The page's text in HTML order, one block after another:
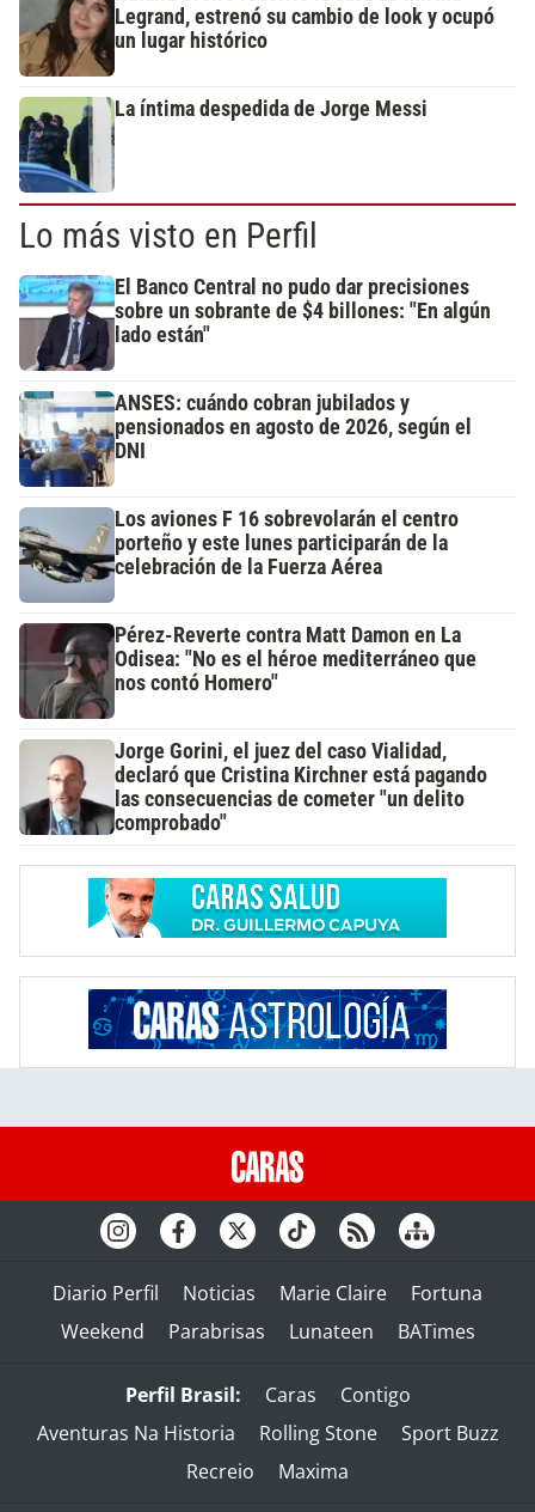
Legrand, estrenó su cambio de look y ocupó
un lugar histórico
La íntima despedida de Jorge Messi
Lo más visto en Perfil
El Banco Central no pudo dar precisiones
sobre un sobrante de $4 billones: "En algún
lado están"
ANSES: cuándo cobran jubilados y
pensionados en agosto de 2026, según el
DNI
Los aviones F 16 sobrevolarán el centro
porteño y este lunes participarán de la
celebración de la Fuerza Aérea
Pérez-Reverte contra Matt Damon en La
Odisea: "No es el héroe mediterráneo que
nos contó Homero"
Jorge Gorini, el juez del caso Vialidad,
declaró que Cristina Kirchner está pagando
las consecuencias de cometer "un delito
comprobado"
Diario Perfil Noticias Marie Claire
Fortuna
Weekend
Parabrisas Lunateen BATimes
Perfil Brasil: Caras
Contigo
Aventuras Na Historia
Rolling Stone
Sport Buzz
Recreio
Maxima